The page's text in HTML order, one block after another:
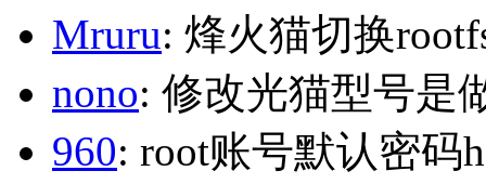
Mruru: 烽火猫切换
nono: 修改光猫型号是
960: root账号默认密码